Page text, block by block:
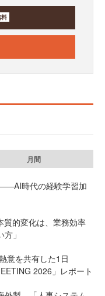
月間
時代の経験学習加
質的変化は、業務効率
」
意を共有した1日
2026」レポート